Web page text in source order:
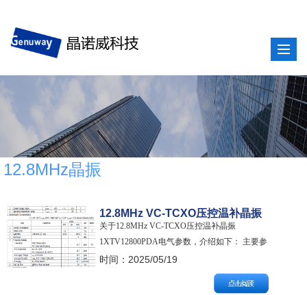
12.8MHz晶振
12.8MHz VC-TCXO压控温补晶振
1XTV12800PDA电气参数
关于12.8MHz VC-TCXO压控温补晶振
1XTV12800PDA电气参数，介绍如下： 主要参
数： NOMINAL FREQUENCY标称频率：
12.8MHz TYPE类型：VC-TCXO压控温补晶振
MODEL NAME型号： DSA321SDN SPEC NO. 晶
时间：2025/05/19